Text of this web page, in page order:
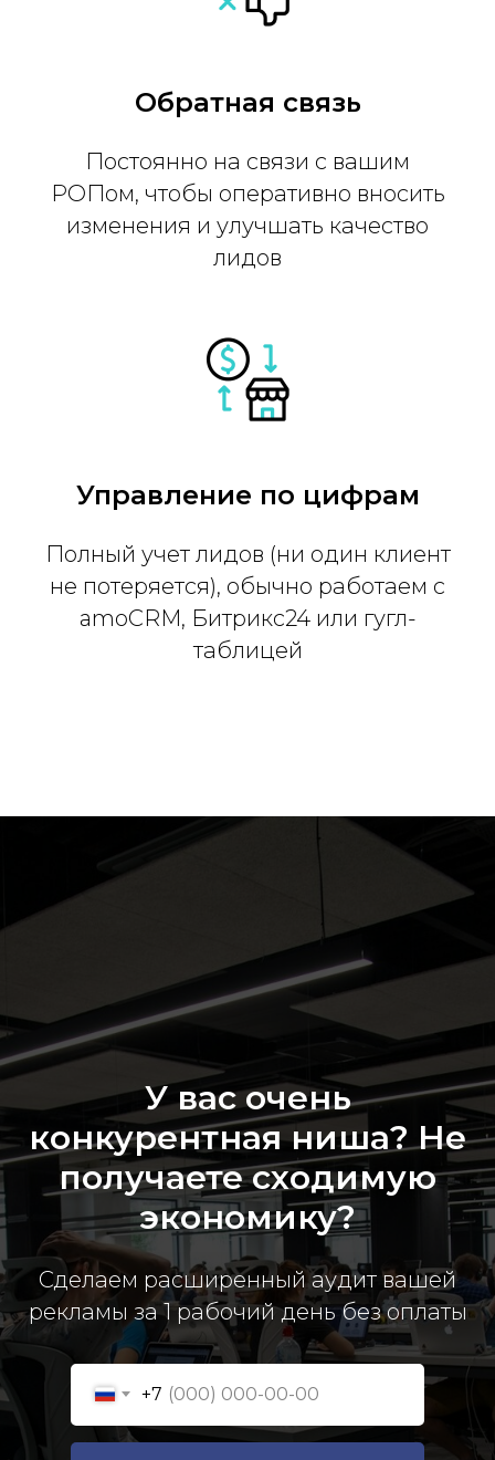
Обратная связь
Постоянно на связи с вашим
РОПом, чтобы оперативно вносить
изменения и улучшать качество
лидов
Управление по цифрам
Полный учет лидов (ни один клиент
не потеряется), обычно работаем с
amoCRM, Битрикс24 или гугл-
таблицей
У вас очень
конкурентная ниша? Не
получаете сходимую
экономику?
Сделаем расширенный аудит вашей
рекламы за 1 рабочий день без оплаты
+7